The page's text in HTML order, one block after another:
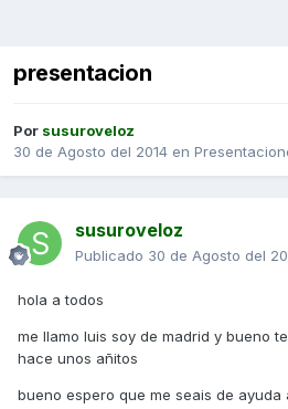
presentacion
Por susuroveloz
30 de Agosto del 2014 en
susuroveloz
Publicado 30 de Agosto del
hola a todos
me llamo luis soy de madrid y bueno
hace unos añitos
bueno espero que me seais de ayuda